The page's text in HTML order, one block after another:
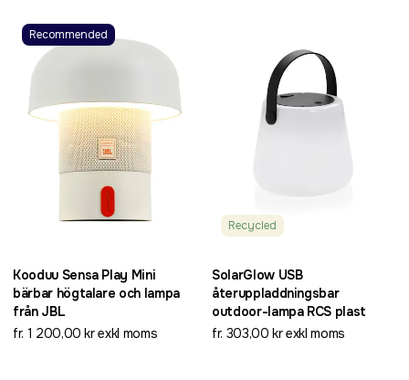
Recommended
Kooduu Sensa Play Mini
bärbar högtalare och lampa
från JBL
fr. 1 200,00 kr exkl moms
Recycled
SolarGlow USB
återuppladdningsbar
outdoor-lampa RCS plast
fr. 303,00 kr exkl moms